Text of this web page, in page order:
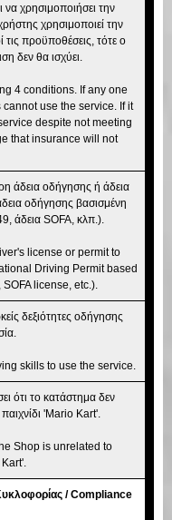
να χρησιμοποιήσει την
χρησιμοποιεί την
προϋποθέσεις, τότε ο
δεν θα ισχύει.
4 conditions. If any one
use the service. If it
despite not meeting
that insurance will not
άδεια οδήγησης ή άδεια
οδήγησης βασισμένη
άδεια SOFA, κλπ.).
license or permit to
Driving Permit based
license, etc.).
δεξιότητες οδήγησης
skills to use the service.
ότι το κατάστημα δεν
'Mario Kart'.
Shop is unrelated to
/ Compliance